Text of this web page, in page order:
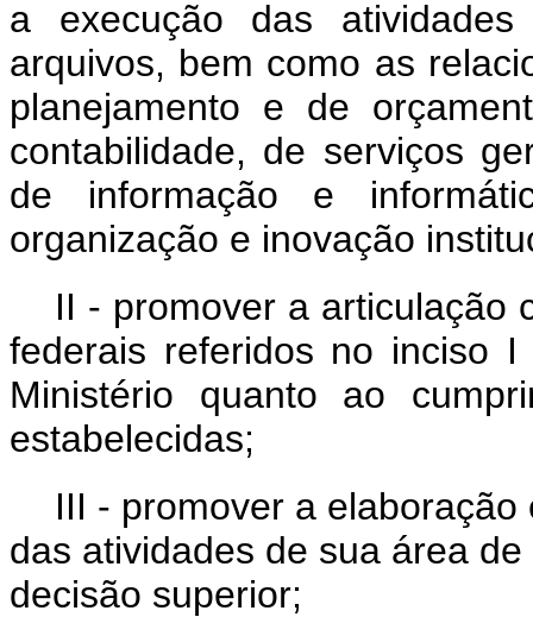
a execução das
arquivos, bem como as
planejamento e de
contabilidade, de serviços
de informação e
organização e inovação
II - promover a articulação
federais referidos no inciso
Ministério quanto ao
estabelecidas;
III - promover a
das atividades de sua área
decisão superior;